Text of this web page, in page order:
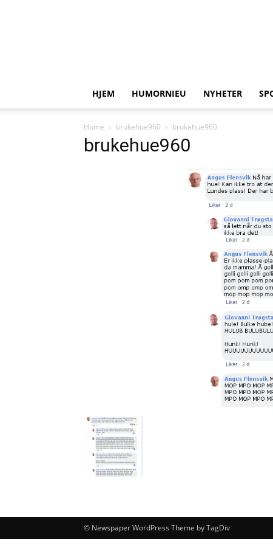
HJEM HUMORNIEU NYHETER
Home brukehue960 brukehue960
brukehue960
© Newspaper WordPress Theme by TagDiv